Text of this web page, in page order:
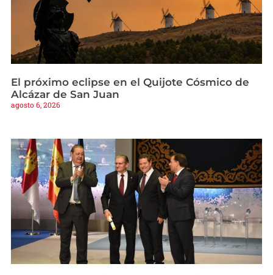
El próximo eclipse en el Quijote Cósmico de
Alcázar de San Juan
agosto 6, 2026